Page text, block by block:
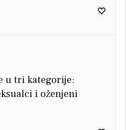
u tri kategorije:
i oženjeni